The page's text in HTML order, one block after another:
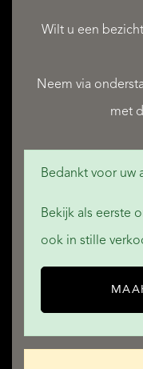
Wilt u een
Neem via
met
Bedankt voor uw
Bekijk als eerste
ook in stille
QUALIS